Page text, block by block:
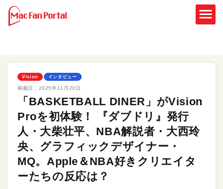
Vision インタビュー
掲載日： 2025年11月20日
「BASKETBALL DINER」がVision
Proを初体験！ 『ダブドリ』発行
人・大柴壮平、NBA解説者・大西玲
央、グラフィックデザイナー・
MQ。Apple＆NBA好きクリエイタ
ーたちの反応は？